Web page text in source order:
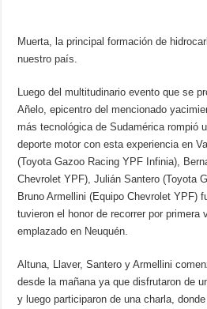
Muerta, la principal formación de
nuestro país.
Luego del multitudinario evento que se
Añelo, epicentro del mencionado
más tecnológica de Sudamérica rompió
deporte motor con esta experiencia en
(Toyota Gazoo Racing YPF Infinia),
Chevrolet YPF), Julián Santero (Toyota
Bruno Armellini (Equipo Chevrolet YPF)
tuvieron el honor de recorrer por primera
emplazado en Neuquén.
Altuna, Llaver, Santero y Armellini
desde la mañana ya que disfrutaron de
y luego participaron de una charla,